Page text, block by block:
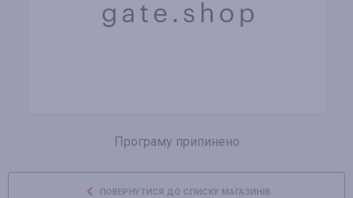
Програму припинено
ПОВЕРНУТИСЯ ДО СПИСКУ МАГАЗИНІВ